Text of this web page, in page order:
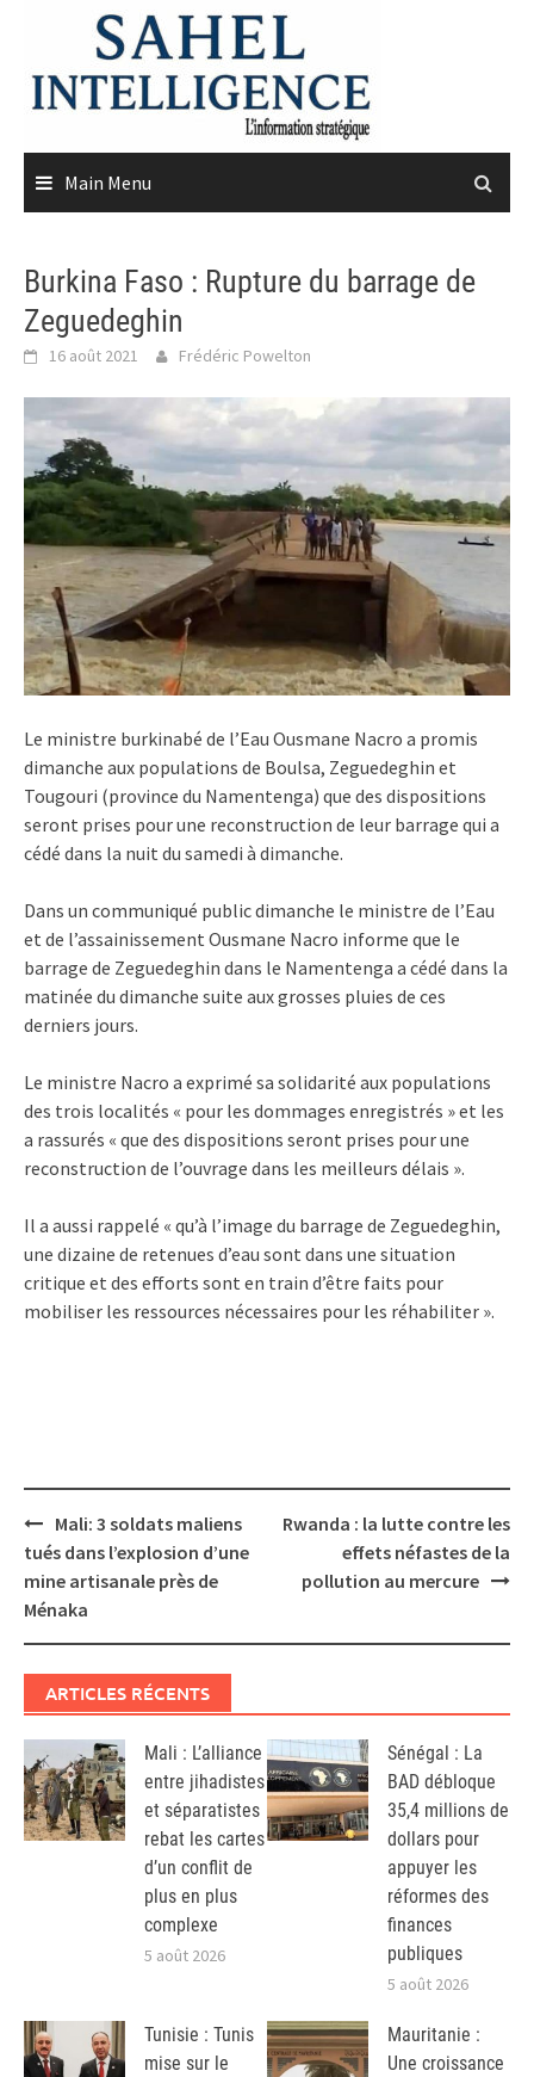
content
Main Menu
Burkina Faso : Rupture du barrage de
Zeguedeghin
16 août 2021 Frédéric Powelton
Le ministre burkinabé de l’Eau Ousmane Nacro a promis
dimanche aux populations de Boulsa, Zeguedeghin et
Tougouri (province du Namentenga) que des dispositions
seront prises pour une reconstruction de leur barrage qui a
cédé dans la nuit du samedi à dimanche.
Dans un communiqué public dimanche le ministre de l’Eau
et de l’assainissement Ousmane Nacro informe que le
barrage de Zeguedeghin dans le Namentenga a cédé dans la
matinée du dimanche suite aux grosses pluies de ces
derniers jours.
Le ministre Nacro a exprimé sa solidarité aux populations
des trois localités « pour les dommages enregistrés » et les
a rassurés « que des dispositions seront prises pour une
reconstruction de l’ouvrage dans les meilleurs délais ».
Il a aussi rappelé « qu’à l’image du barrage de Zeguedeghin,
une dizaine de retenues d’eau sont dans une situation
critique et des efforts sont en train d’être faits pour
mobiliser les ressources nécessaires pour les réhabiliter ».
Post
navigation
Mali: 3 soldats maliens
tués dans l’explosion d’une
mine artisanale près de
Ménaka
Rwanda : la lutte contre les
effets néfastes de la
pollution au mercure
ARTICLES RÉCENTS
Mali : L’alliance
entre jihadistes
et séparatistes
rebat les cartes
d’un conflit de
plus en plus
complexe
5 août 2026
Sénégal : La
BAD débloque
35,4 millions de
dollars pour
appuyer les
réformes des
finances
publiques
5 août 2026
Tunisie : Tunis
mise sur le
Mauritanie :
Une croissance